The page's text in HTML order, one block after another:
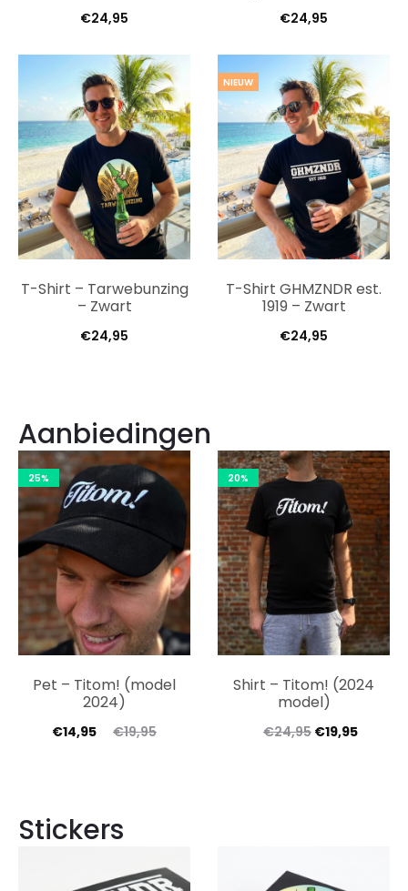
€24,95 €24,95
T-Shirt – Tarwebunzing
– Zwart
€24,95
NIEUW
T-Shirt GHMZNDR est.
1919 – Zwart
€24,95
Aanbiedingen
25%
Pet – Titom! (model
2024)
€19,95
€14,95
20%
Shirt – Titom! (2024
model)
€24,95 €19,95
Stickers